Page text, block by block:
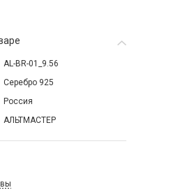
AL-BR-01_9.56
Серебро 925
Россия
АЛЬТМАСТЕР